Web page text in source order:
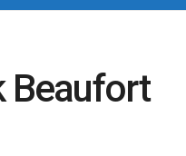
Beaufort